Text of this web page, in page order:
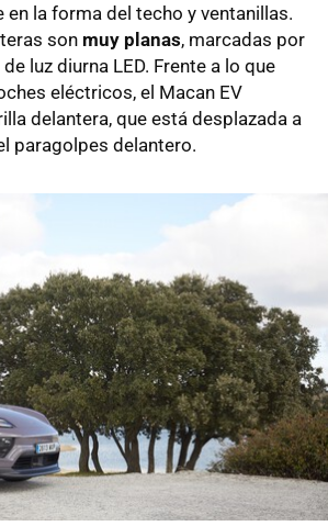
en la forma del techo y ventanillas.
son muy planas, marcadas por
luz diurna LED. Frente a lo que
eléctricos, el Macan EV
delantera, que está desplazada a
paragolpes delantero.